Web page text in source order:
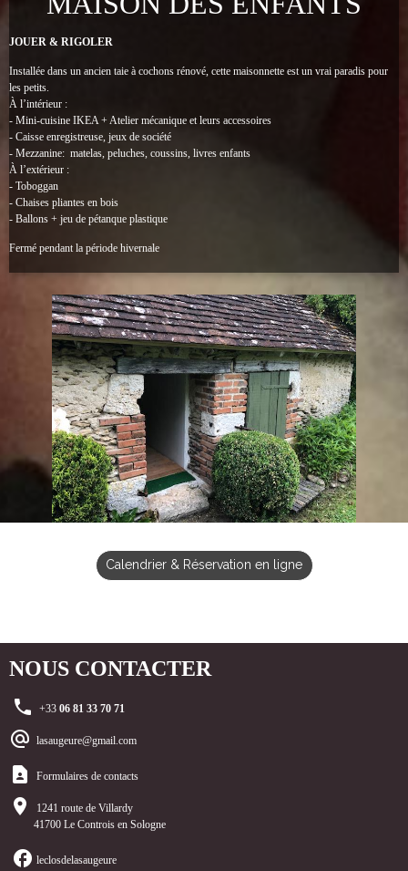
JOUER & RIGOLER
Installée dans un ancien taie à cochons rénové, cette maisonnette est un vrai paradis pour
les petits.
À l’intérieur :
- Mini-cuisine IKEA +Atelier mécanique et leurs accessoires
- Caisse enregistreuse, jeux de société
- Mezzanine: matelas, peluches, coussins, livres enfants
À l’extérieur :
- Toboggan
- Chaises pliantes en bois
- Ballons + jeu de pétanque plastique
Fermé pendant la période hivernale
Calendrier & Réservation en ligne
NOUS CONTACTER
+33 06 81 33 70 71
lasaugeure@gmail.com
Formulaires de contacts
1241 route de Villardy
41700 Le Controis en Sologne
leclosdelasaugeure